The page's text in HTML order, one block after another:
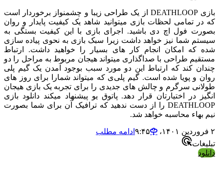
بازی DEATHLOOP از یک طراحی زیبا و چشمنواز برخوردار است
که در تمامی لحظات بازی میتوانید شاهد یک کیفیت پایدار و روان
بصورت فول اچ دی باشید. اجرای بازی با این کیفیت بستگی به
سیستم شما نیز خواهد داشت زیرا سبک بازی به نحوی پیاده سازی
شده که امکان انجام کار های بسیار را خواهید داشت. ارتباط
مستقیم طراحی با صداگذاری میتواند هیجان مربوط به مراحل را دو
چندان کند که ارتباط این دو مورد سبب بوجود آمدن یک گیم پلی
روان و پویا شده است. گیم پلی‌ی که میتواند شمارا برای روز های
طولانی سرگرم و چالش های جدیدی را برای تجربه یک بازی هیجان
انگیز در اختیارتان قرار دهد. پاتوق یو پیشنهاد میکند دانلود بازی
DEATHLOOP را از دست ندهید که ترافیک آن برای شما بصورت
نیم بهاء محاسبه خواهد شد.
۲ فروردین ۱۴۰۱،‏ ۹:۴۵
ادامه مطلب
تبلیغات
دانلود